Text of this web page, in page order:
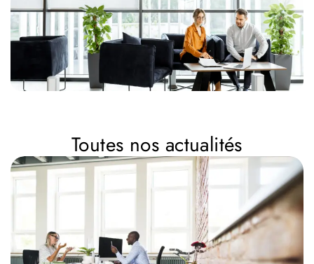
Toutes nos actualités